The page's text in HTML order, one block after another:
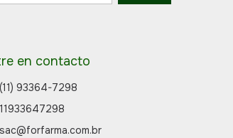
en contacto
(11) 93364-7298
11933647298
sac@forfarma.com.br